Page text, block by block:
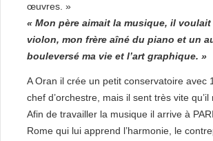
œuvres. »
« Mon père aimait la musique, il
violon, mon frère aîné du piano et un
bouleversé ma vie et l’art graphique. »
A Oran il crée un petit conservatoire
chef d’orchestre, mais il sent très vite
Afin de travailler la musique il arrive à
Rome qui lui apprend l’harmonie, le